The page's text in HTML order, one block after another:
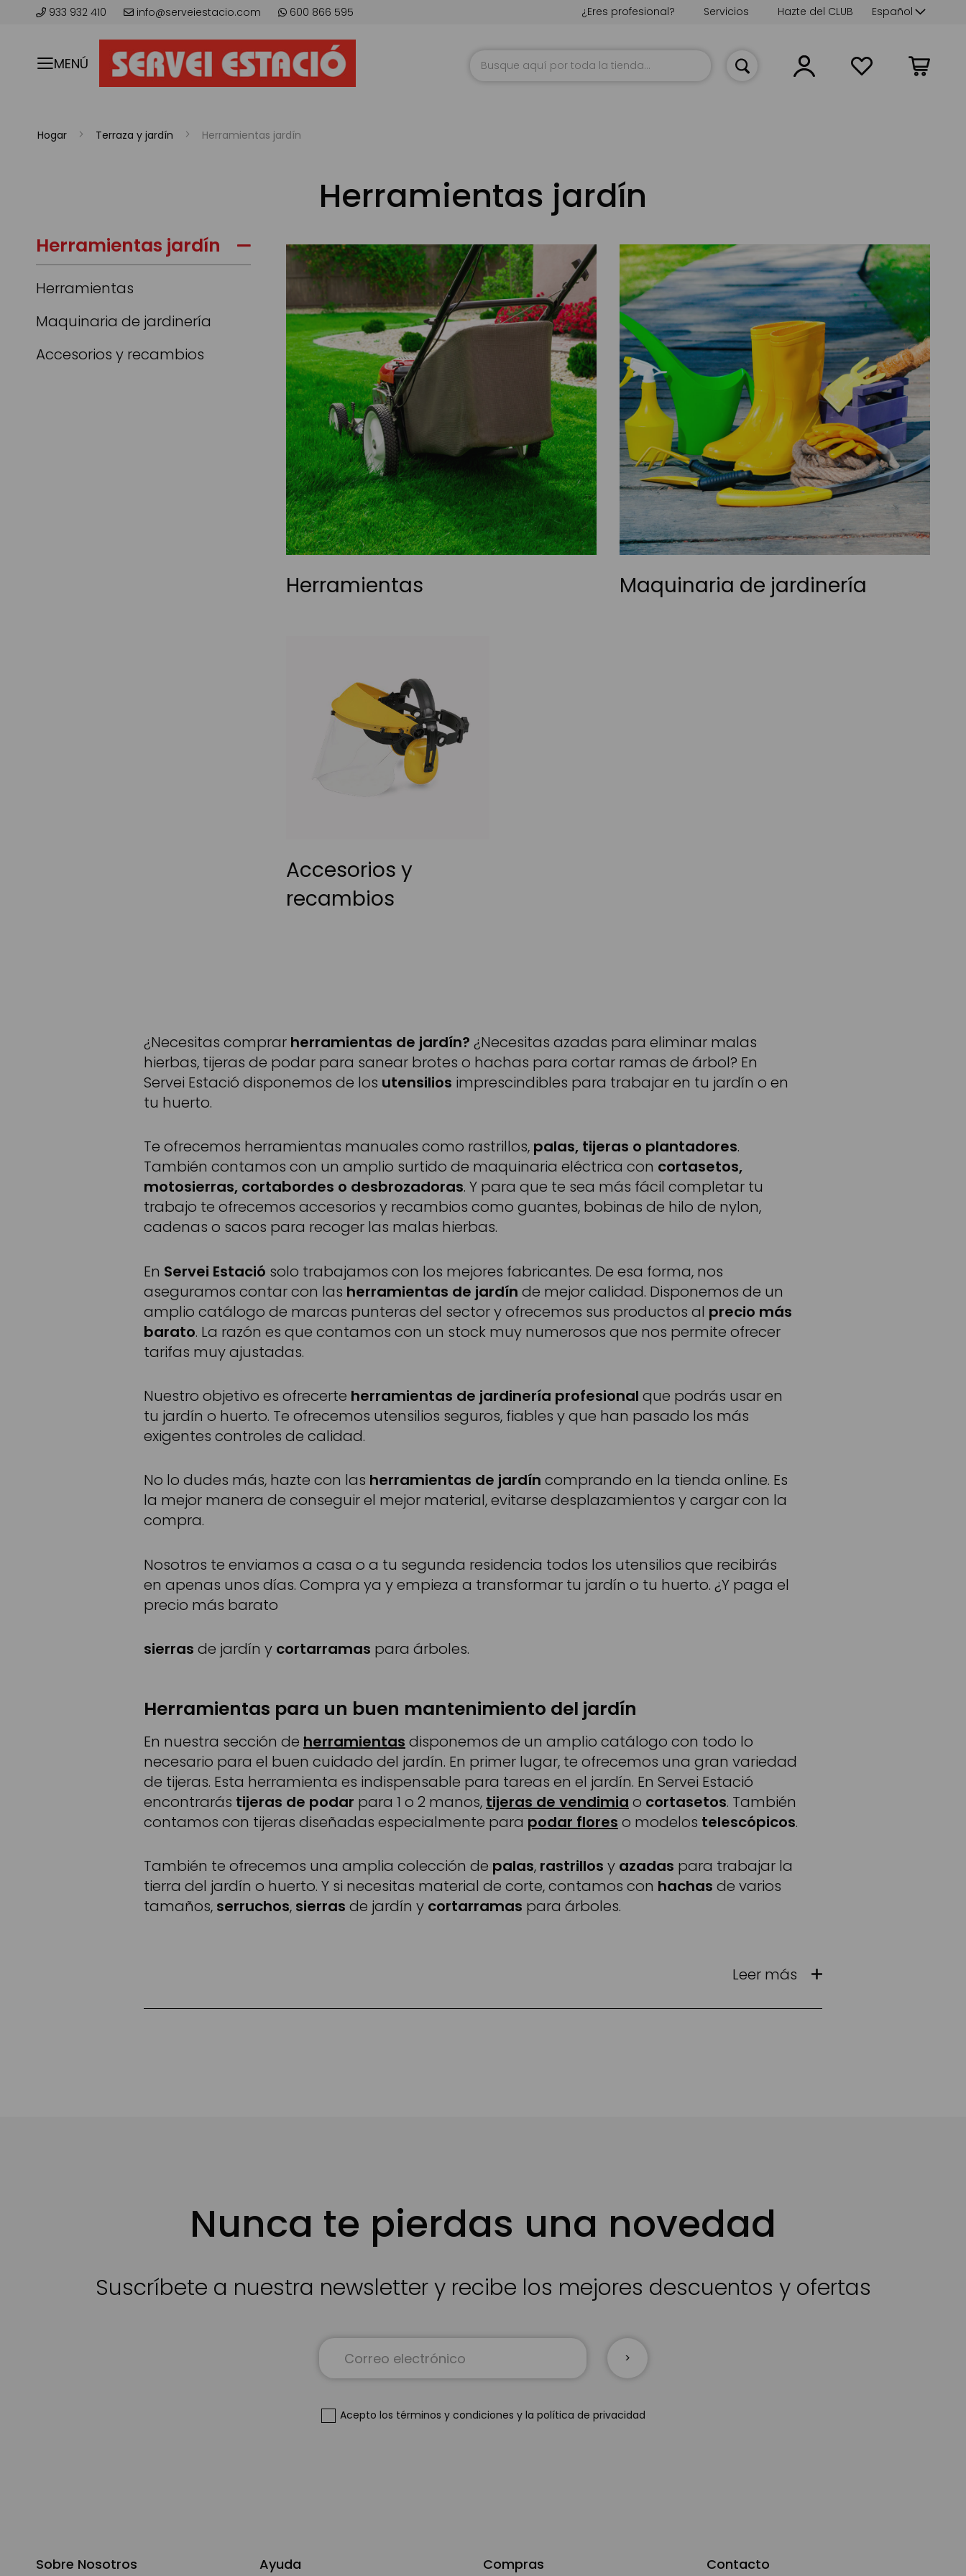
933 932 410 info@serveiestacio.com 600 866 595 Lenguaje
Español
Hazte del CLUB
Servicios
¿Eres profesional?
MENÚ
Mi cesta
Hogar Terraza y jardín Herramientas jardín
Herramientas jardín
Herramientas Maquinaria de jardinería
Accesorios y
recambios
Herramientas jardín
Herramientas
Maquinaria de jardinería
Accesorios y recambios
¿Necesitas comprar herramientas de jardín? ¿Necesitas azadas para eliminar malas
hierbas, tijeras de podar para sanear brotes o hachas para cortar ramas de árbol? En
Servei Estació disponemos de los utensilios imprescindibles para trabajar en tu jardín o en
tu huerto.
Te ofrecemos herramientas manuales como rastrillos, palas, tijeras o plantadores.
También contamos con un amplio surtido de maquinaria eléctrica con cortasetos,
motosierras, cortabordes o desbrozadoras. Y para que te sea más fácil completar tu
trabajo te ofrecemos accesorios y recambios como guantes, bobinas de hilo de nylon,
cadenas o sacos para recoger las malas hierbas.
En Servei Estació solo trabajamos con los mejores fabricantes. De esa forma, nos
aseguramos contar con las herramientas de jardín de mejor calidad. Disponemos de un
amplio catálogo de marcas punteras del sector y ofrecemos sus productos al precio más
barato. La razón es que contamos con un stock muy numerosos que nos permite ofrecer
tarifas muy ajustadas.
Nuestro objetivo es ofrecerte herramientas de jardinería profesional que podrás usar en
tu jardín o huerto. Te ofrecemos utensilios seguros, fiables y que han pasado los más
exigentes controles de calidad.
No lo dudes más, hazte con las herramientas de jardín comprando en la tienda online. Es
la mejor manera de conseguir el mejor material, evitarse desplazamientos y cargar con la
compra.
Nosotros te enviamos a casa o a tu segunda residencia todos los utensilios que recibirás
en apenas unos días. Compra ya y empieza a transformar tu jardín o tu huerto. ¿Y paga el
precio más barato
sierras de jardín y cortarramas para árboles.
Herramientas para un buen mantenimiento del jardín
En nuestra sección de herramientas disponemos de un amplio catálogo con todo lo
necesario para el buen cuidado del jardín. En primer lugar, te ofrecemos una gran variedad
de tijeras. Esta herramienta es indispensable para tareas en el jardín. En Servei Estació
encontrarás tijeras de podar para 1 o 2 manos, tijeras de vendimia o cortasetos. También
contamos con tijeras diseñadas especialmente para podar flores o modelos telescópicos.
También te ofrecemos una amplia colección de palas, rastrillos y azadas para trabajar la
tierra del jardín o huerto. Y si necesitas material de corte, contamos con hachas de varios
tamaños, serruchos, sierras de jardín y cortarramas para árboles.
Leer más
Nunca te pierdas una novedad
Suscríbete a nuestra newsletter y recibe los mejores descuentos y ofertas
a
noticias:
Acepto los términos y condiciones y la política de privacidad
Sobre Nosotros Ayuda Compras Contacto